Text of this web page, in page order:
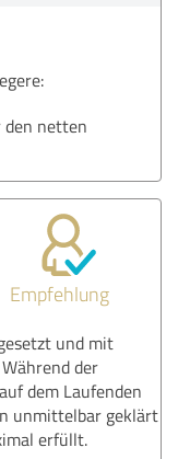
den netten
Empfehlung
und mit
der
dem Laufenden
unmittelbar geklärt
erfüllt.